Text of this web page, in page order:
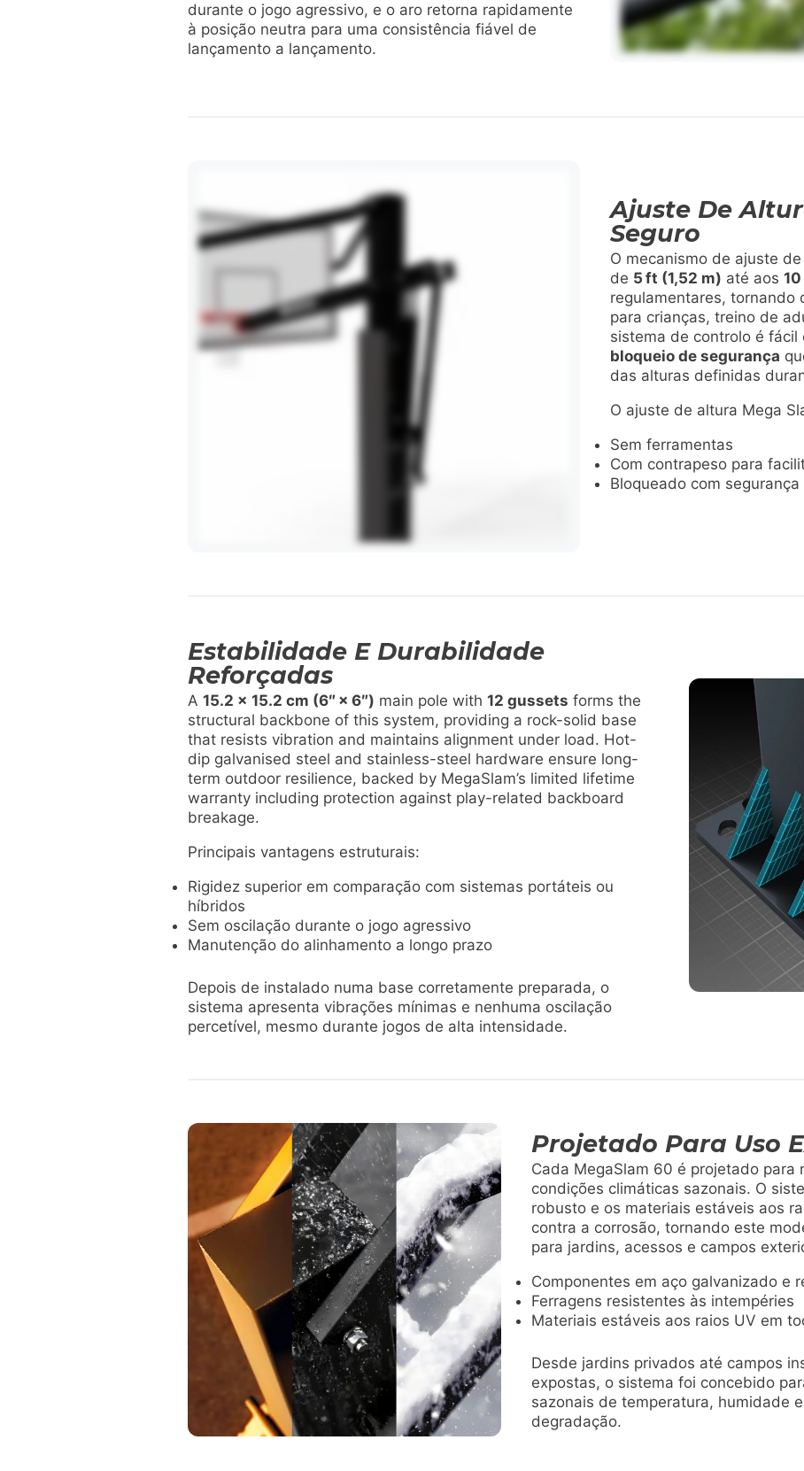
durante o jogo agressivo, e o aro retorna rapidamente
à posição neutra para uma consistência fiável de
lançamento a lançamento.
Ajuste De
Seguro
O mecanismo de ajuste
de 5 ft (1,52 m) até aos
regulamentares, tornando
para crianças, treino de
sistema de controlo é fácil
bloqueio de segurança
das alturas definidas
O ajuste de altura Mega
Sem ferramentas
Com contrapeso para
Bloqueado com
Estabilidade E Durabilidade
Reforçadas
A 15.2 x 15.2 cm (6″ × 6″) main pole with 12 gussets forms the
structural backbone of this system, providing a rock-solid base
that resists vibration and maintains alignment under load. Hot-
dip galvanised steel and stainless-steel hardware ensure long-
term outdoor resilience, backed by MegaSlam’s limited lifetime
warranty including protection against play-related backboard
breakage.
Principais vantagens estruturais:
Rigidez superior em comparação com sistemas portáteis ou
híbridos
Sem oscilação durante o jogo agressivo
Manutenção do alinhamento a longo prazo
Depois de instalado numa base corretamente preparada, o
sistema apresenta vibrações mínimas e nenhuma oscilação
percetível, mesmo durante jogos de alta intensidade.
Projetado Para Uso
Cada MegaSlam 60 é projetado para
condições climáticas sazonais. O
robusto e os materiais estáveis aos
contra a corrosão, tornando este
para jardins, acessos e campos
Componentes em aço galvanizado e
Ferragens resistentes às intempéries
Materiais estáveis aos raios UV em
Desde jardins privados até campos
expostas, o sistema foi concebido
sazonais de temperatura, humidade
degradação.